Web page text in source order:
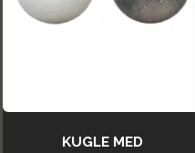
KUGLE MED